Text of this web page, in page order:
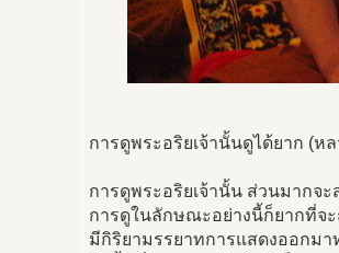
การดูพระอริยเจ้านั้นดูได้ยาก (
การดูพระอริยเจ้านั้น ส่วนมากจ
การดูในลักษณะอย่างนี้ก็ยากที่จะ
มีกิริยามรรยาทการแสดงออกม